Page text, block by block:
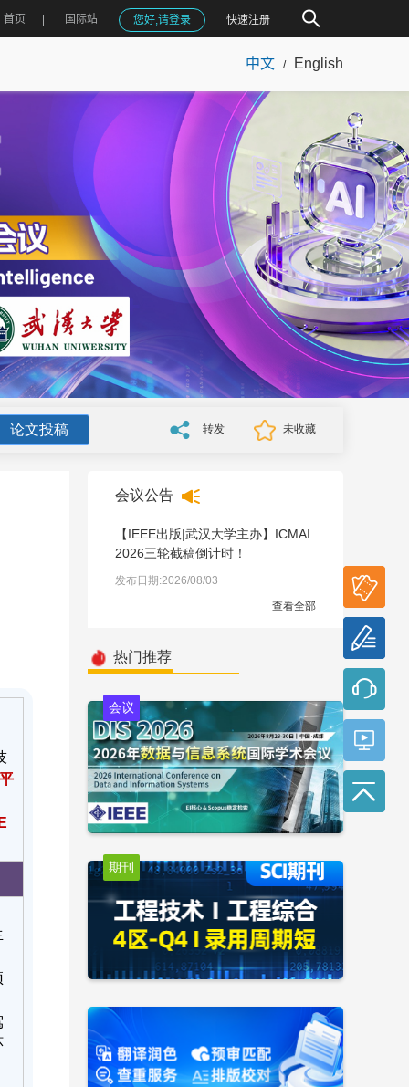
首页 国际站 您好,请登录 快速注册
中文 / English
论文投稿 转发 未收藏
会议公告
【IEEE出版|武汉大学主办】ICMAI
2026三轮截稿倒计时！
发布日期:2026/08/03
查看全部
热门推荐
会议
期刊
参会
报名
论文
投稿